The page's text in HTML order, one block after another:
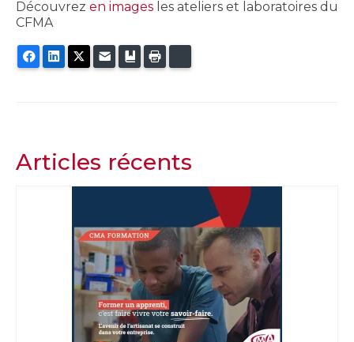
Découvrez en images les ateliers et laboratoires du
CFMA
FacebookLinkedInTwitter
E-mail Ajouter aux favoris
Articles récents